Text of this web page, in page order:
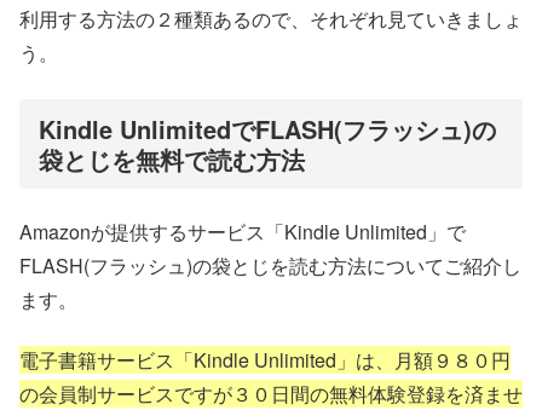
利用する方法の２種類あるので、それぞれ見ていきましょ
う。
Kindle UnlimitedでFLASH(フラッシュ)の
袋とじを無料で読む方法
Amazonが提供するサービス「Kindle Unlimited」で
FLASH(フラッシュ)の袋とじを読む方法についてご紹介し
ます。
電子書籍サービス「Kindle Unlimited」は、月額９８０円
の会員制サービスですが３０日間の無料体験登録を済ませ